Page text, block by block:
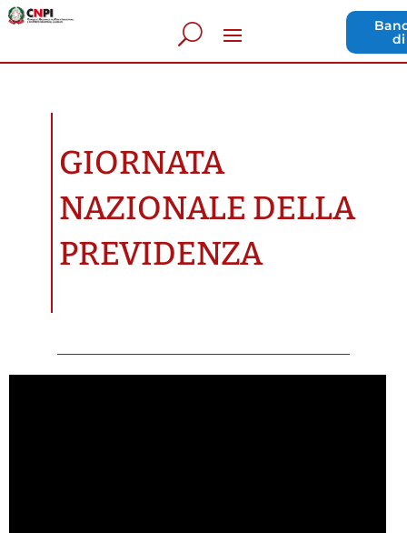
GIORNATA
NAZIONALE DELLA
PREVIDENZA